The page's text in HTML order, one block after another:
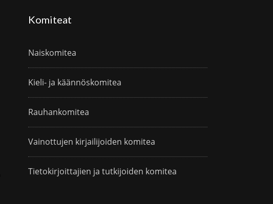
Komiteat
Naiskomitea
Kieli- ja käännöskomitea
Rauhankomitea
Vainottujen kirjailijoiden komitea
Tietokirjoittajien ja tutkijoiden komitea